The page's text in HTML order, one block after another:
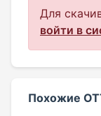
Для
войти в
Похожие